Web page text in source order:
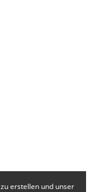
erstellen und unser